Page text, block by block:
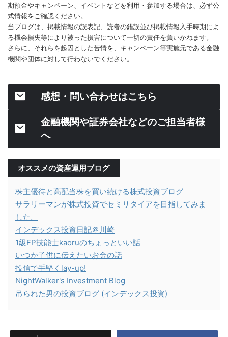
期預金やキャンペーン、イベントなどを利用・参加する場合は、必ず公
式情報をご確認ください。
当ブログは、掲載情報の誤表記、読者の錯誤並び掲載情報入手時期によ
る機会損失等により被った損害について一切の責任を負いかねます。
さらに、それらを起因とした苦情を、キャンペーン等実施元である金融
機関や団体に対して行わないでください。
感想・問い合わせはこちら
金融機関や証券会社などのご担当者様
へ
オススメの資産運用ブログ
株主優待と高配当株を買い続ける株式投資ブログ
サラリーマンが株式投資でセミリタイアを目指してみま
した。
インデックス投資日記＠川崎
1級FP技能士kaoruのちょっといい話
いつか子供に伝えたいお金の話
投信で手堅くlay-up!
NightWalker's Investment Blog
吊られた男の投資ブログ (インデックス投資)